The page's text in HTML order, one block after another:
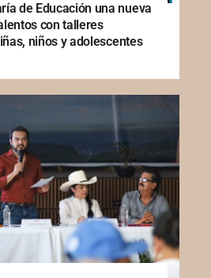
de Educación una nueva
con talleres
niños y adolescentes